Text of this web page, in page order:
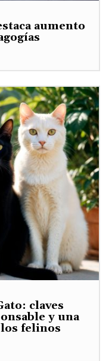
aumento
claves
y una
felinos